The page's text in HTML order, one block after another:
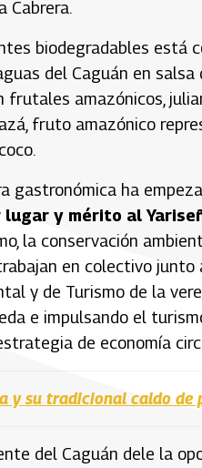
Cabrera.
biodegradables está
del Caguán en
frutales amazónicos,
fruto amazónico
gastronómica ha
lugar y mérito al
la conservación
en colectivo junto
y de Turismo de la
e impulsando el
de economía
y su tradicional caldo de
del Caguán dele la